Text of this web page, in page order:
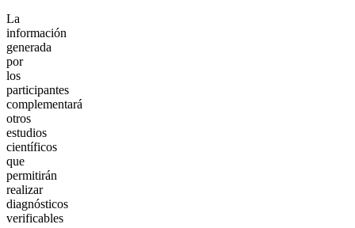
La
información
generada
por
los
participantes
complementará
otros
estudios
científicos
que
permitirán
realizar
diagnósticos
verificables